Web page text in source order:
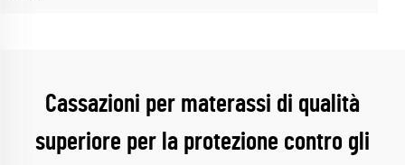
Cassazioni per materassi di qualità
superiore per la protezione contro gli